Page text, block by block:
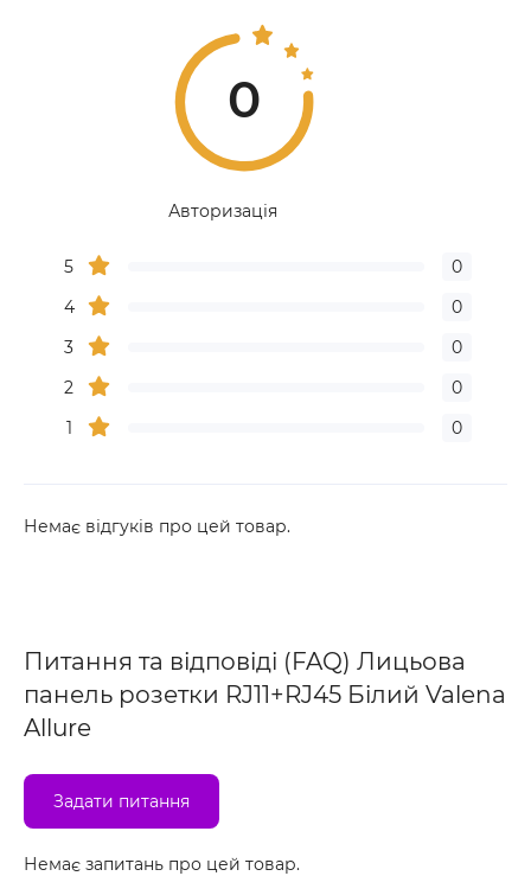
0
Авторизація
5
0
4
0
3
0
2
0
1
0
Немає відгуків про цей товар.
Питання та відповіді (FAQ) Лицьова
панель розетки RJ11+RJ45 Білий Valena
Allure
Задати питання
Немає запитань про цей товар.